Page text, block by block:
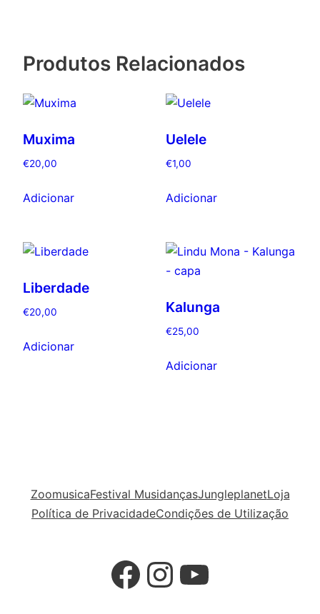
Produtos Relacionados
Muxima
€20,00
Adicionar
Uelele
€1,00
Adicionar
Liberdade
€20,00
Adicionar
Kalunga
€25,00
Adicionar
ZoomusicaFestival MusidançasJungleplanetLoja
Política de PrivacidadeCondições de Utilização
Facebook
Instagram
YouTube